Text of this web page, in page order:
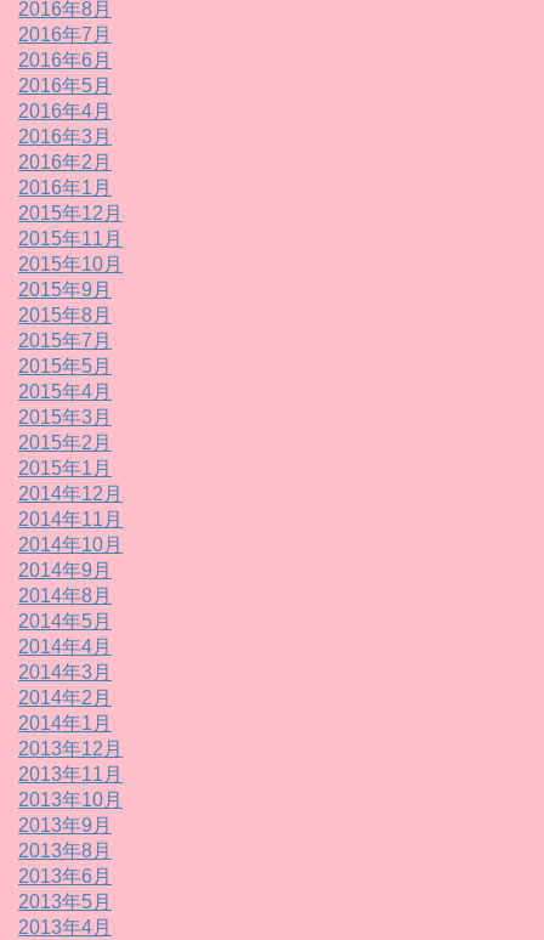
2016年8月
2016年7月
2016年6月
2016年5月
2016年4月
2016年3月
2016年2月
2016年1月
2015年12月
2015年11月
2015年10月
2015年9月
2015年8月
2015年7月
2015年5月
2015年4月
2015年3月
2015年2月
2015年1月
2014年12月
2014年11月
2014年10月
2014年9月
2014年8月
2014年5月
2014年4月
2014年3月
2014年2月
2014年1月
2013年12月
2013年11月
2013年10月
2013年9月
2013年8月
2013年6月
2013年5月
2013年4月